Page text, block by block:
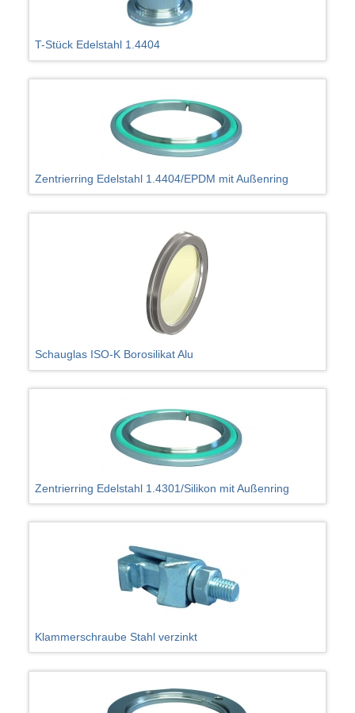
T-Stück Edelstahl 1.4404
Zentrierring Edelstahl 1.4404/EPDM mit Außenring
Schauglas ISO-K Borosilikat Alu
Zentrierring Edelstahl 1.4301/Silikon mit Außenring
Klammerschraube Stahl verzinkt